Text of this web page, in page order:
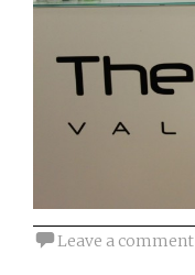
Leave a comment